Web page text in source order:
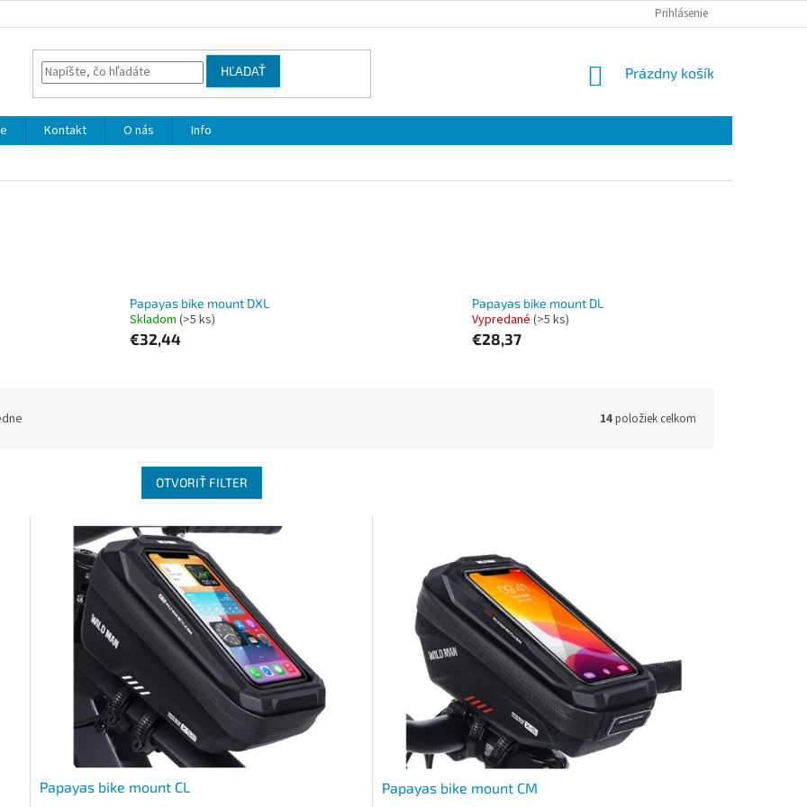
Prihlásenie
HĽADAŤ
NÁKUPNÝ
Prázdny košík
Kontakt O nás
Info
Papayas bike mount DXL
Skladom(>5 ks)
€32,44
Papayas bike mount DL
Vypredané (>5 ks)
€28,37
14položiek celkom
OTVORIŤ FILTER
Papayas bike mount CL Papayas bike mount CM